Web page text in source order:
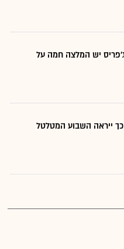
יש המלצה חמה על
כך ייראה השבוע המטלטל